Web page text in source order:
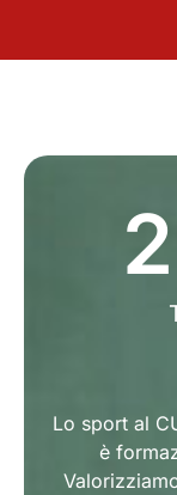
Lo sport al
è